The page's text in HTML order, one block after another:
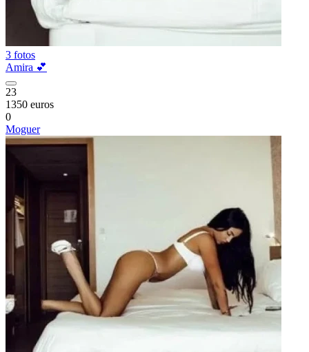
3 fotos
Amira 💕
23
1350 euros
0
Moguer